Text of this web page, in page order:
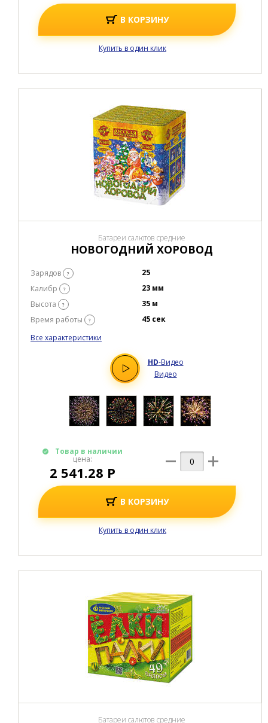
В КОРЗИНУ
Купить в один клик
Батареи салютов средние
НОВОГОДНИЙ ХОРОВОД
Зарядов ?
25
Калибр
?
23 мм
Высота
?
35 м
Время работы
?
45 сек
Все характеристики
HD-Видео
Видео
Товар в наличии
цена:
2 541.28 Р
В КОРЗИНУ
Купить в один клик
Батареи салютов средние